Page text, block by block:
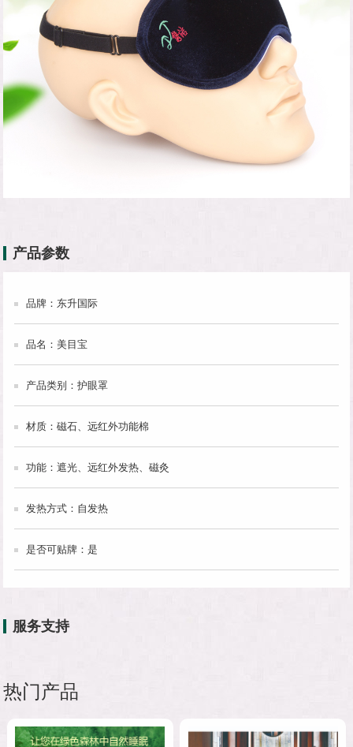
产品参数
品牌：东升国际
品名：美目宝
产品类别：护眼罩
材质：磁石、远红外功能棉
功能：遮光、远红外发热、磁灸
发热方式：自发热
是否可贴牌：是
服务支持
热门产品